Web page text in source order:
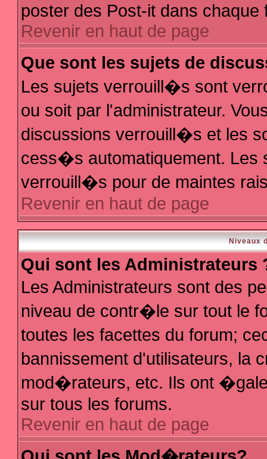
poster des Post-it dans chaque
Revenir en haut de page
Que sont les sujets de
Les sujets verrouill�s sont
ou soit par l'administrateur.
discussions verrouill�s et les
cess�s automatiquement.
verrouill�s pour de maintes
Revenir en haut de page
Niveaux
Qui sont les Administrateurs
Les Administrateurs sont des
niveau de contr�le sur tout le
toutes les facettes du forum;
bannissement d'utilisateurs, la
mod�rateurs, etc. Ils ont
sur tous les forums.
Revenir en haut de page